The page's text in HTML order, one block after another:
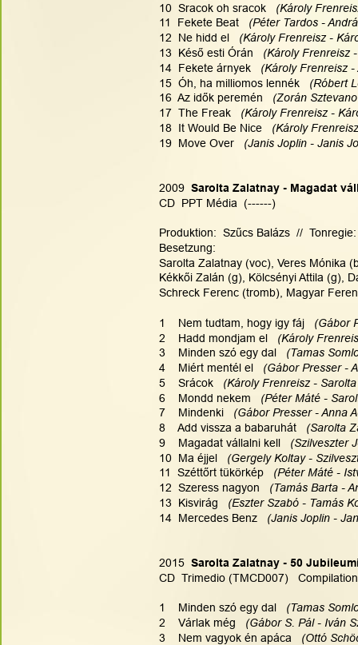
10  Sracok oh sracok (Károly
11  Fekete Beat
(Péter Tardos -
12  Ne hidd el
(Károly Frenreisz -
13  Késő esti Órán (Károly Frenreisz
14  Fekete árnyek (Károly Frenreisz
15  Óh, ha milliomos lennék (Róbert
16  Az idők peremén (Zorán
17  The Freak (Károly Frenreisz -
18  It Would Be Nice (Károly
19  Move Over
(Janis Joplin - Janis
2009
Sarolta Zalatnay - Magadat
CD  PPT Média  (------)
Produktion:  Szűcs Balázs  //
Besetzung:
Sarolta Zalatnay (voc), Veres Mónika
Kékkői Zalán (g), Kölcsényi Attila (g),
Schreck Ferenc (tromb), Magyar
1    Nem tudtam, hogy igy fáj (Gábor
2    Hadd mondjam el (Károly
3    Minden szó egy dal (Tamas
4    Miért mentél el (Gábor Presser -
5    Srácok (Károly Frenreisz -
6    Mondd nekem (Péter Máté -
7    Mindenki
(Gábor Presser - Anna
8    Add vissza a babaruhát (Sarolta
9    Magadat vállalni kell
(Szilveszter
10  Ma éjjel (Gergely Koltay -
11  Széttőrt tükörkép
(Péter Máté -
12  Szeress nagyon
(Tamás Barta -
13  Kisvirág
(Eszter Szabó - Tamás
14  Mercedes Benz
(Janis Joplin -
2015
Sarolta Zalatnay - 50
CD  Trimedio (TMCD007)   Compilation
1    Minden szó egy dal
(Tamas
2    Várlak még (Gábor S. Pál - Iván
3    Nem vagyok én apáca
(Ottó